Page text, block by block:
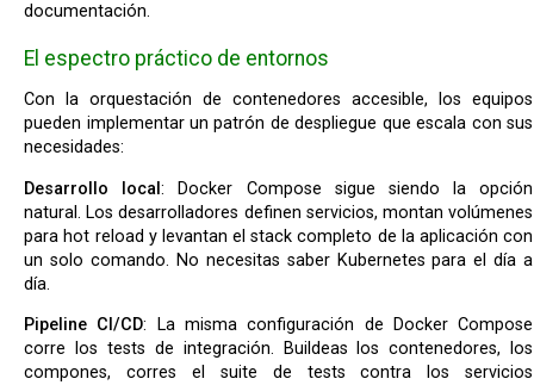
documentación.
El espectro práctico de entornos
Con la orquestación de contenedores accesible, los equipos
pueden implementar un patrón de despliegue que escala con sus
necesidades:
Desarrollo local: Docker Compose sigue siendo la opción
natural. Los desarrolladores definen servicios, montan volúmenes
para hot reload y levantan el stack completo de la aplicación con
un solo comando. No necesitas saber Kubernetes para el día a
día.
Pipeline CI/CD: La misma configuración de Docker Compose
corre los tests de integración. Buildeas los contenedores, los
compones, corres el suite de tests contra los servicios